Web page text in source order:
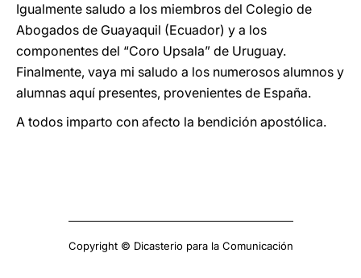
Igualmente saludo a los miembros del Colegio de
Abogados de Guayaquil (Ecuador) y a los
componentes del “Coro Upsala” de Uruguay.
Finalmente, vaya mi saludo a los numerosos alumnos y
alumnas aquí presentes, provenientes de España.
A todos imparto con afecto la bendición apostólica.
Copyright © Dicasterio para la Comunicación